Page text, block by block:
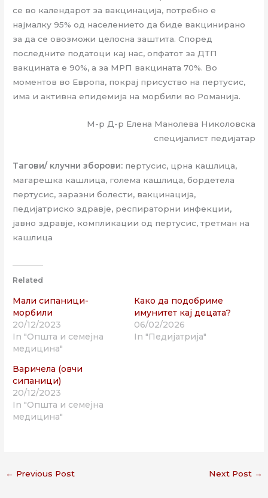
се во календарот за вакцинација, потребно е
најмалку 95% од населението да биде вакцинирано
за да се овозможи целосна заштита. Според
последните податоци кај нас, опфатот за ДТП
вакцината е 90%, а за МРП вакцината 70%. Во
моментов во Европа, покрај присуство на пертусис,
има и активна епидемија на морбили во Романија.
М-р Д-р Елена Манолева Николовска
специјалист педијатар
Тагови/ клучни зборови: пертусис, црна кашлица,
магарешка кашлица, голема кашлица, бордетела
пертусис, заразни болести, вакцинација,
педијатриско здравје, респираторни инфекции,
јавно здравје, компликации од пертусис, третман на
кашлица
Related
Мали сипаници-
морбили
20/12/2023
In "Општа и семејна
медицина"
Како да подобриме
имунитет кај децата?
06/02/2026
In "Педијатрија"
Варичела (овчи
сипаници)
20/12/2023
In "Општа и семејна
медицина"
← Previous Post Next Post →